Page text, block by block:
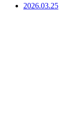
2026.03.25